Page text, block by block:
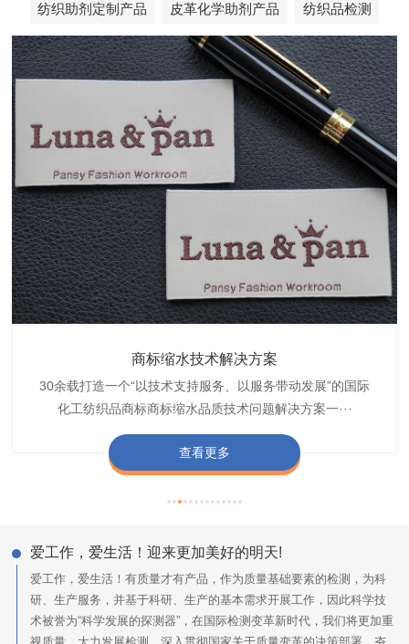
纺织助剂定制产品 皮革化学助剂产品 纺织品检测
商标缩水技术解决方案
30余载打造一个“以技术支持服务、以服务带动发展”的国际
化工纺织品商标商标缩水品质技术问题解决方案一···
查看更多
织带商标防水技术解决方案
博准公司专注于织带商标防水技术解决方案30余载,励志于
纺织品商标企业打造含油量超标品质技术问题解决方···
查看更多
服装颜色不匀技术解决方案
博准是一家专注30余载设计研发织唛印唛商标、织带服装颜
色不匀品质技术问题解决方案一站式服务提供商,技···
查看更多
纺织品阻燃母粒
博准致力于成为纺织品商标阻燃母粒剂,TF-W760,TF-W760
阻燃母粒剂加工定制服务实力提供商,···
查看更多
爱工作，爱生活！迎来更加美好的明天!
爱工作，爱生活！有质量才有产品，作为质量基础要素的检测，为科
研、生产服务，并基于科研、生产的基本需求开展工作，因此科学技
术被誉为“科学发展的探测器”，在国际检测变革新时代，我们将更加重